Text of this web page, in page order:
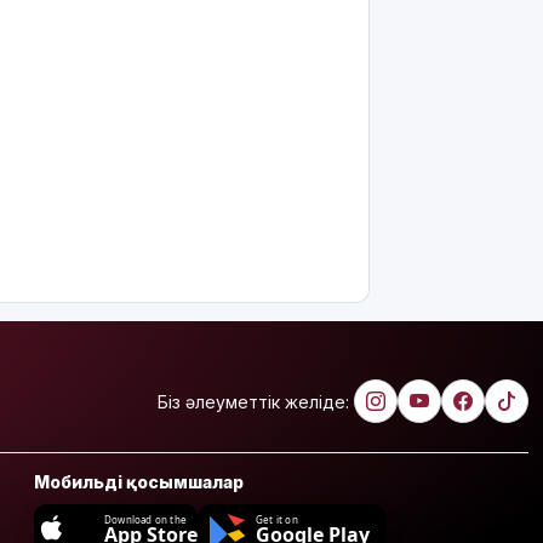
Біз әлеуметтік желіде:
Мобильді қосымшалар
Download on the
App Store
Get it on
Google Play